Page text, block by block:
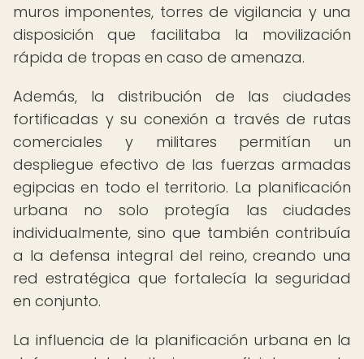
muros imponentes, torres de vigilancia y una
disposición que facilitaba la movilización
rápida de tropas en caso de amenaza.
Además, la distribución de las ciudades
fortificadas y su conexión a través de rutas
comerciales y militares permitían un
despliegue efectivo de las fuerzas armadas
egipcias en todo el territorio. La planificación
urbana no solo protegía las ciudades
individualmente, sino que también contribuía
a la defensa integral del reino, creando una
red estratégica que fortalecía la seguridad
en conjunto.
La influencia de la planificación urbana en la